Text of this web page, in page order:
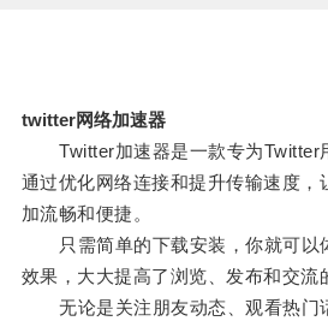
twitter网络加速器
Twitter加速器是一款专为Twitter
通过优化网络连接和提升传输速度，
加流畅和便捷。
只需简单的下载安装，你就可以
效果，大大提高了浏览、发布和交流
无论是关注朋友动态、观看热门